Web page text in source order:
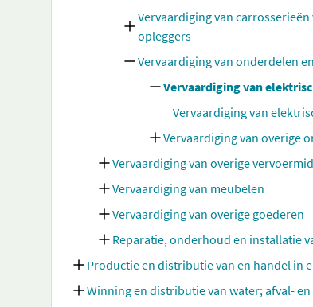
Vervaardiging van
opleggers
Vervaardiging van onderdelen
Vervaardiging van
Vervaardiging van
Vervaardiging van overige
Vervaardiging van overige
Vervaardiging van meubelen
Vervaardiging van overige goederen
Reparatie, onderhoud en installatie
Productie en distributie van en handel in
Winning en distributie van water; afval-